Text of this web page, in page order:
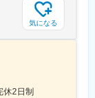
気になる
2日制